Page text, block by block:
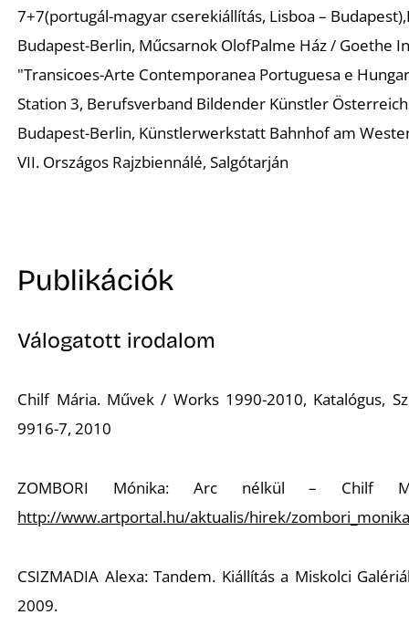
7+7(portugál-magyar cserekiállítás, Lisboa – Budapest),
Budapest-Berlin, Műcsarnok OlofPalme Ház / Goethe
"Transicoes-Arte Contemporanea Portuguesa e
Station 3, Berufsverband Bildender Künstler
Budapest-Berlin, Künstlerwerkstatt Bahnhof am
VII. Országos Rajzbiennálé, Salgótarján
Publikációk
Válogatott irodalom
Chilf Mária. Művek / Works 1990-2010, Katalógus,
9916-7, 2010
ZOMBORI Mónika: Arc nélkül – Chilf
http://www.artportal.hu/aktualis/hirek/
CSIZMADIA Alexa: Tandem. Kiállítás a Miskolci
2009.